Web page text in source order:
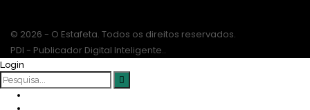
© 2026 - O Estafeta. Todos os direitos reservados.
PDI - Publicador Digital Inteligente..
Login